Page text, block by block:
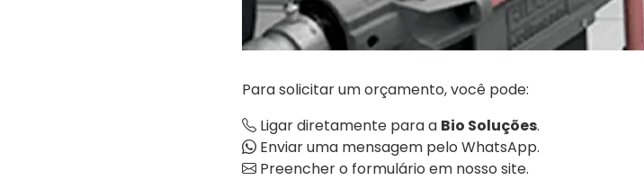
Para solicitar um orçamento, você pode:
Ligar diretamente para a Bio Soluções.
Enviar uma mensagem pelo WhatsApp.
Preencher o formulário em nosso site.